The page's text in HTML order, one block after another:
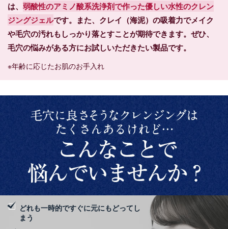
は、 弱酸性のアミノ酸系洗浄剤で作った優しい水性のクレン
ジングジェルです。また、クレイ（海泥）の吸着力でメイク
や毛穴の汚れもしっかり落とすことが期待できます。ぜひ、
毛穴の悩みがある方にお試しいただきたい製品です。
※年齢に応じたお肌のお手入れ
どれも一時的ですぐに元にもどってし
まう